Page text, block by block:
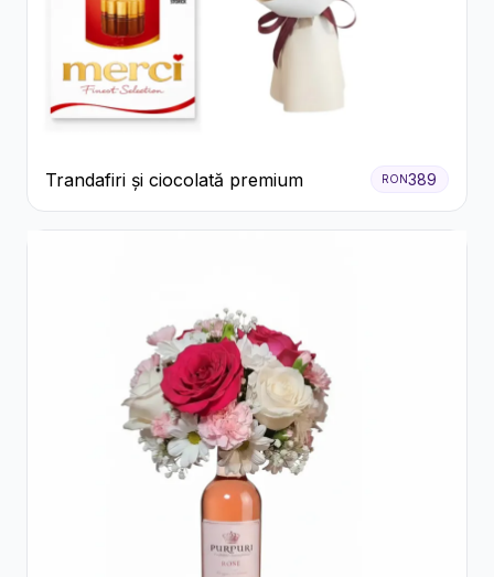
Trandafiri și ciocolată premium RON389